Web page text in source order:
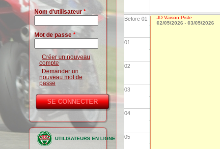
Nom d'utilisateur*
Mot de passe *
Créer un nouveau
compte
Demander un
nouveau mot de
passe
UTILISATEURS EN LIGNE
Before 01
01
02
03
04
05
JD Vaison Piste
02/05/2026 - 03/05/2026